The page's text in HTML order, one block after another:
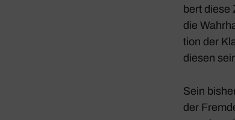
bert diese
die
tion der
diesen
Sein
der